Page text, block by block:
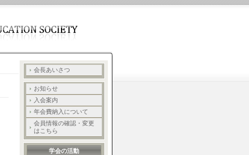
会長あいさつ
お知らせ
入会案内
年会費納入について
会員情報の確認・変更
はこちら
学会の活動